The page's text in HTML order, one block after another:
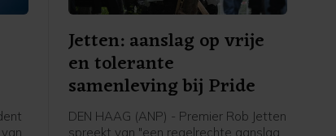
Jetten: aanslag op vrije
en tolerante
samenleving bij Pride
DEN HAAG (ANP) - Premier Rob Jetten
spreekt van "een regelrechte aanslag